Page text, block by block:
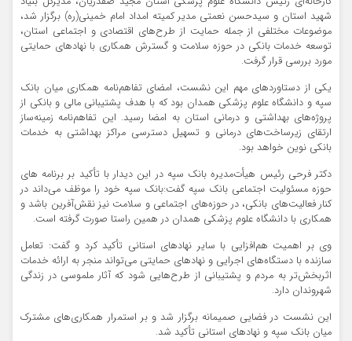
شهید استان و سیدحسن نعمتی مدیر کمیته امداد امام خمینی(ره) برگزار شد،
موضوعات مختلفی از جمله حمایت از طرح‌های اقتصادی و اجتماعی استان،
توسعه خدمات بانکی در حوزه سلامت و گسترش همکاری با نهادهای حمایتی
مورد بررسی قرار گرفت.
یکی از دستاوردهای مهم این نشست، امضای تفاهم‌نامه همکاری میان بانک
سپه و دانشگاه علوم پزشکی همدان بود که با هدف پشتیبانی مالی و بانکی از
پروژه‌های بهداشتی و درمانی استان به امضا رسید. این تفاهم‌نامه زمینه‌ساز
ارتقای زیرساخت‌های درمانی و تسهیل دسترسی مراکز بهداشتی به خدمات
بانکی نوین خواهد بود.
دکتر فرحی رئیس هیأت‌مدیره بانک سپه در این دیدار با تأکید بر برنامه های
حوزه مسئولیت اجتماعی بانک سپه گفت:بانک سپه خود را موظف می‌داند در
کنار فعالیت‌های بانکی، در حوزه‌های اجتماعی و سلامت نیز نقش‌آفرین باشد و
همکاری با دانشگاه علوم پزشکی همدان در همین راستا صورت گرفته است.
وی بر اهمیت هم‌افزایی با سایر نهادهای استانی تأکید کرد و گفت: تعامل
سازنده با دستگاه‌های اجرایی و نهادهای حمایتی می‌تواند منجر به ارائه خدمات
اثربخش‌تر به مردم و پشتیبانی از طرح‌هایی شود که آثار ملموسی در زندگی
شهروندان دارد.
این نشست در فضایی صمیمانه برگزار شد و بر استمرار همکاری‌های مشترک
میان بانک سپه و نهادهای استانی تأکید شد.